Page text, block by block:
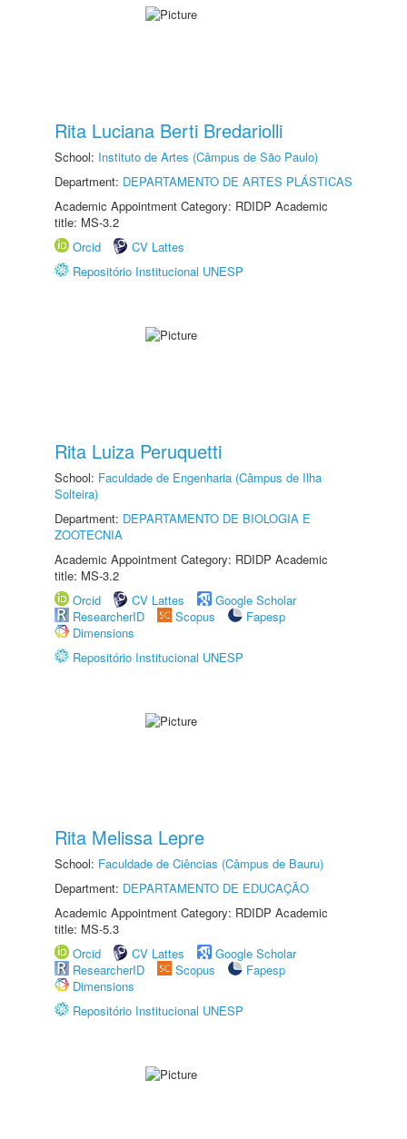
Rita Luciana Berti Bredariolli
School: Instituto de Artes (Câmpus de São Paulo)
Department: DEPARTAMENTO DE ARTES PLÁSTICAS
Academic Appointment Category: RDIDP Academic
title: MS-3.2
Orcid
CV Lattes
Repositório Institucional UNESP
Rita Luiza Peruquetti
School: Faculdade de Engenharia (Câmpus de Ilha
Solteira)
Department: DEPARTAMENTO DE BIOLOGIA E
ZOOTECNIA
Academic Appointment Category: RDIDP Academic
title: MS-3.2
Orcid
CV Lattes
Google Scholar
ResearcherID
Scopus
Fapesp
Dimensions
Repositório Institucional UNESP
Rita Melissa Lepre
School: Faculdade de Ciências (Câmpus de Bauru)
Department: DEPARTAMENTO DE EDUCAÇÃO
Academic Appointment Category: RDIDP Academic
title: MS-5.3
Orcid
CV Lattes
Google Scholar
ResearcherID
Scopus
Fapesp
Dimensions
Repositório Institucional UNESP